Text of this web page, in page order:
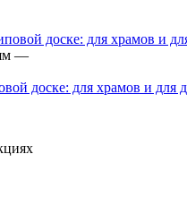
—
доске: для храмов и для